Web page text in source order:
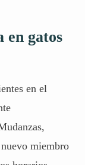
en gatos
en el
miembro